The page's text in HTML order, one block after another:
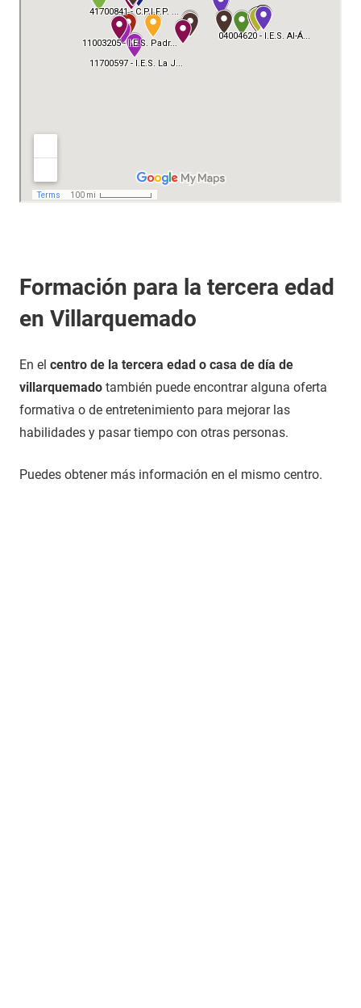
Formación para la tercera edad
en Villarquemado
En el centro de la tercera edad o casa de día de
villarquemado también puede encontrar alguna oferta
formativa o de entretenimiento para mejorar las
habilidades y pasar tiempo con otras personas.
Puedes obtener más información en el mismo centro.